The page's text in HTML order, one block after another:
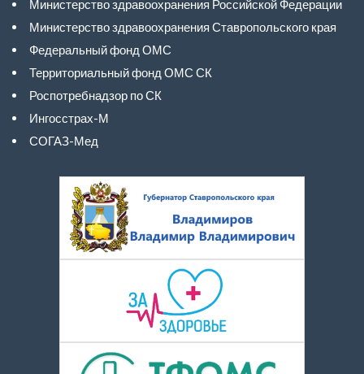
Министерство здравоохранения Российской Федерации
Министерство здравоохранения Ставропольского края
Федеральный фонд ОМС
Территориальный фонд ОМС СК
Роспотребнадзор по СК
Ингосстрах-М
СОГАЗ-Мед